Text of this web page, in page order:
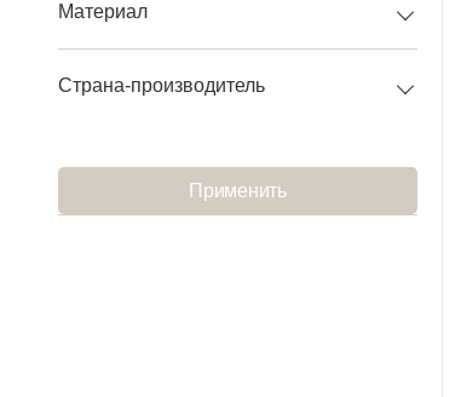
Материал
Страна-производитель
Применить